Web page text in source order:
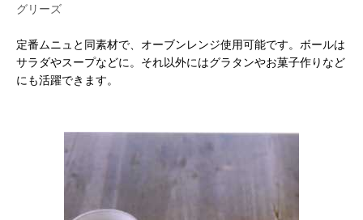
グリーズ
定番ムニュと同素材で、オーブンレンジ使用可能です。ボールは
サラダやスープなどに。それ以外にはグラタンやお菓子作りなど
にも活躍できます。